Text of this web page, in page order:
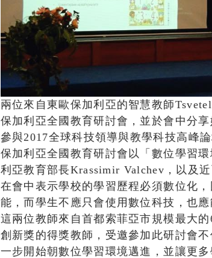
兩位來自東歐保加利亞的智慧教師
保加利亞全國教育研討會，並於會中分
參與2017全球科技領導與教學科技高峰論
保加利亞全國教育研討會以「數位學習
利亞教育部長Krassimir Valchev，以及
在會中表示學校的學習歷程必須數位化
能，而學生不應只會使用數位科技，也應
這兩位教師來自首都索菲亞市規模最大
創新獎的得獎教師，受邀參加此研討會
一步開始朝數位學習環境邁進，並讓更多